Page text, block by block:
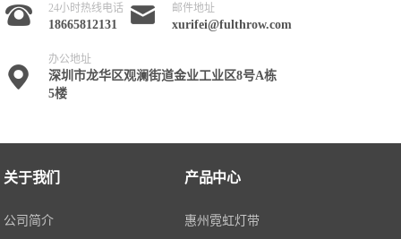
24小时热线电话
18665812131
邮件地址
xurifei@fulthrow.com
办公地址
深圳市龙华区观澜街道金业工业区8号A栋
5楼
关于我们
公司简介
产品中心
惠州霓虹灯带